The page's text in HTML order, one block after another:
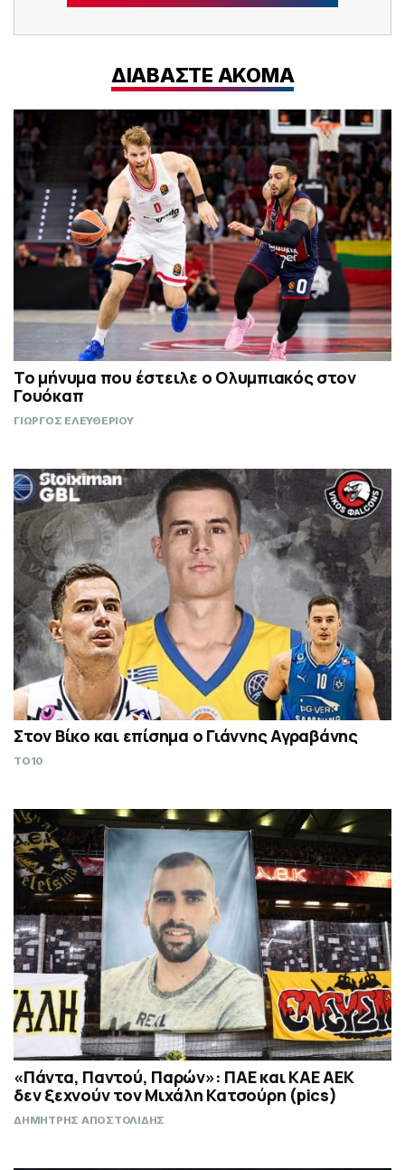
ΔΙΑΒΑΣΤΕ ΑΚΟΜΑ
Το μήνυμα που έστειλε ο Ολυμπιακός στον
Γουόκαπ
ΓΙΩΡΓΟΣ ΕΛΕΥΘΕΡΙΟΥ
Στον Βίκο και επίσημα ο Γιάννης Αγραβάνης
TO10
«Πάντα, Παντού, Παρών»: ΠΑΕ και ΚΑΕ ΑΕΚ
δεν ξεχνούν τον Μιχάλη Κατσούρη (pics)
ΔΗΜΗΤΡΗΣ ΑΠΟΣΤΟΛΙΔΗΣ